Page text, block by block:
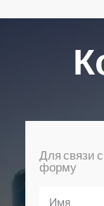
Для связи
форму